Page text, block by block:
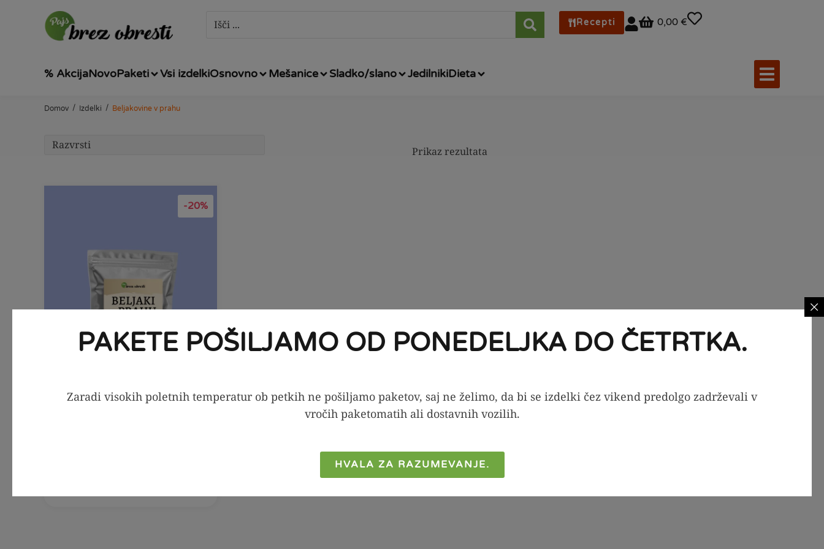
Recepti 0,00 €
% AkcijaNovoPaketi Vsi izdelkiOsnovno Mešanice Sladko/slano JedilnikiDieta
Domov / Izdelki / Beljakovine v prahu
Prikaz rezultata
-20%
PAKETE POŠILJAMO OD PONEDELJKA DO ČETRTKA.
Zaradi visokih poletnih temperatur ob petkih ne pošiljamo paketov, saj ne želimo, da bi se izdelki čez vikend predolgo zadrževali v
vročih paketomatih ali dostavnih vozilih.
HVALA ZA RAZUMEVANJE.